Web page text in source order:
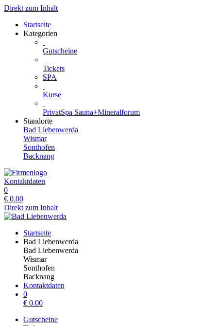
Direkt zum Inhalt
Startseite
Kategorien
Gutscheine
Tickets
SPA
Kurse
PrivatSpa Sauna+Mineralforum
Standorte
Bad Liebenwerda
Wismar
Sonthofen
Backnang
Kontaktdaten
0
€ 0.00
Direkt zum Inhalt
Startseite
Bad Liebenwerda
Bad Liebenwerda
Wismar
Sonthofen
Backnang
Kontaktdaten
0
€ 0.00
Gutscheine